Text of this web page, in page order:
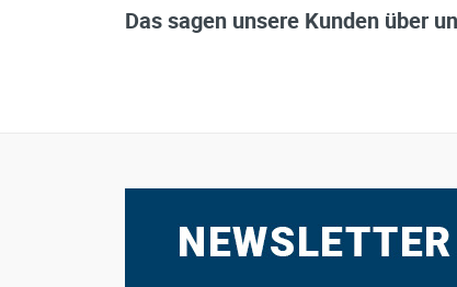
Das sagen unsere Kunden über